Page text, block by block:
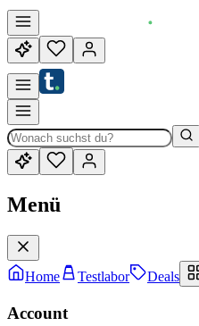
Menü
Home Testlabor Deals
Account